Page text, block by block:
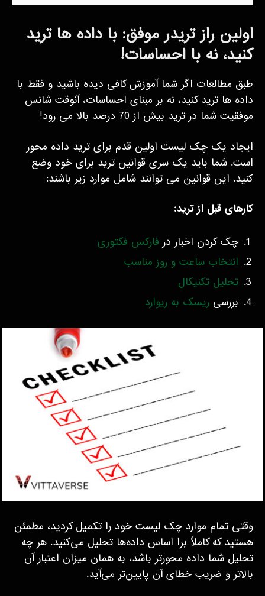
اولین راز تریدر موفق: با داده ها ترید
کنید، نه با احساسات!
طبق مطالعات اگر شما آموزش کافی دیده باشید و فقط با
داده ها ترید کنید، نه بر مبنای احساسات، آنوقت شانس
موفقیت شما در ترید بیش از 70 درصد بالا می رود!
ایجاد یک چک لیست اولین قدم برای ترید داده محور
است. شما باید یک سری قوانین ترید برای خود وضع
کنید. این قوانین می توانند شامل موارد زیر باشند:
کارهای قبل از ترید:
چک کردن اخبار در فارکس فکتوری
انتخاب ساعت و روز مناسب
تحلیل تکنیکال
بررسی ریسک به ریوارد
وقتی تمام موارد چک لیست خود را تکمیل کردید، مطمئن
هستید که کاملاً برا اساس داده‌ها تحلیل می‌کنید. هر چه
تحلیل شما داده محورتر باشد، به همان میزان اعتبار آن
بالاتر و ضریب خطای آن پایین‌تر می‌آید.